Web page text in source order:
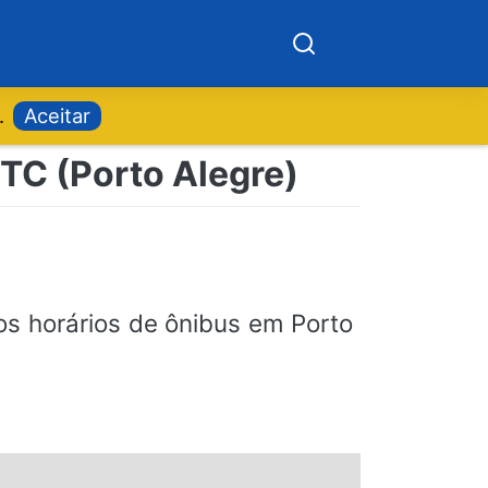
Aceitar
(Porto Alegre)
horários de ônibus em Porto